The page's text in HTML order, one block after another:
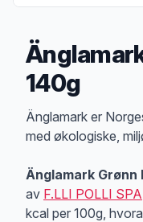
140g
Änglamark er
med økologiske,
Änglamark Grønn
av F.LLI POLLI SPA
kcal per 100g,